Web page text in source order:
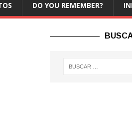
DO YOU REMEMBER?